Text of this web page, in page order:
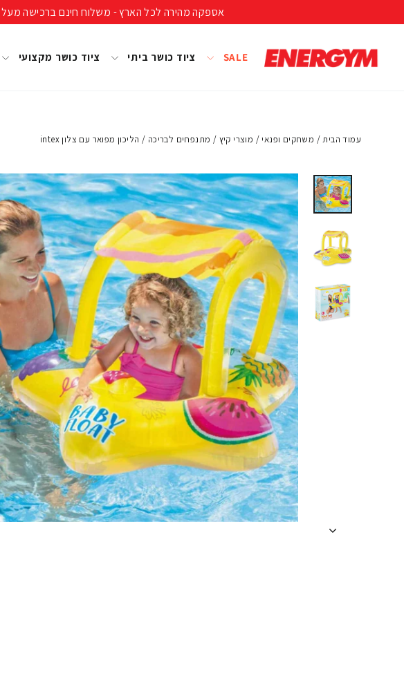
קריאה
אספקה מהירה לכל הארץ - משלוח חינם ברכישה מעל 399 ₪ (לא כולל נפחים ומשקלים חריגים) - אחריות יבואן רשמי, מעל 40 שנות ניסיון!
SALE ציוד כושר ביתי ציוד כושר מקצועי
עמוד הבית / משחקים ופנאי / מוצרי קיץ / מתנפחים לבריכה / הליכון מפואר עם צלון intex